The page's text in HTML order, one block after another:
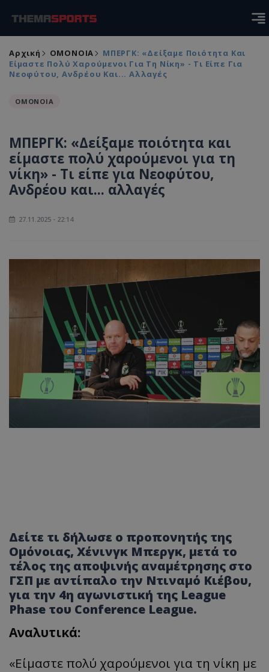
Αρχική ΟΜΟΝΟΙΑ
ΜΠΕΡΓΚ: «Δείξαμε Ποιότητα Και
Είμαστε Πολύ Χαρούμενοι Για Τη Νίκη» - Τι Είπε Για
Νεοφύτου, Ανδρέου Και... Αλλαγές
ΟΜΟΝΟΙΑ
ΜΠΕΡΓΚ: «Δείξαμε ποιότητα και
είμαστε πολύ χαρούμενοι για τη
νίκη» - Τι είπε για Νεοφύτου,
Ανδρέου και... αλλαγές
27.11.2025 - 22:14
Δείτε τι δήλωσε ο προπονητής της
Ομόνοιας, Χένινγκ Μπεργκ, μετά το
τέλος της αποψινής αναμέτρησης στο
ΓΣΠ με αντίπαλο την Ντιναμό Κιέβου,
για την 4η αγωνιστική της League
Phase του Conference League.
Αναλυτικά:
«Είμαστε πολύ χαρούμενοι για τη νίκη με